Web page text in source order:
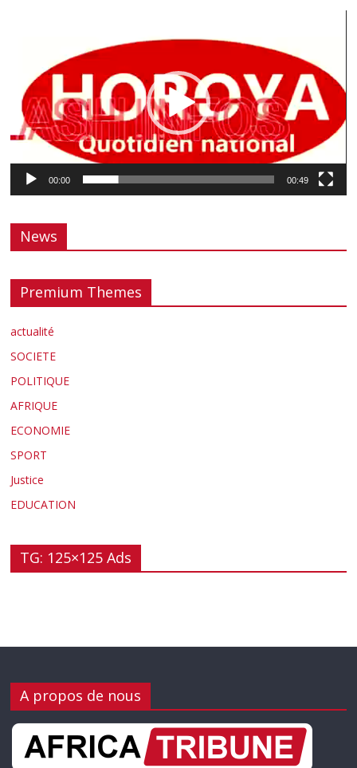
00:00 00:49
News
Premium Themes
actualité
SOCIETE
POLITIQUE
AFRIQUE
ECONOMIE
SPORT
Justice
EDUCATION
TG: 125×125 Ads
A propos de nous